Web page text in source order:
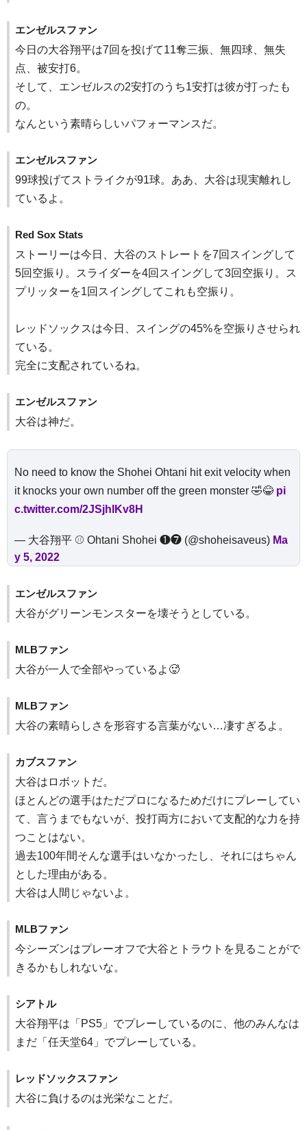
エンゼルスファン
今日の大谷翔平は7回を投げて11奪三振、無四球、無失
点、被安打6。
そして、エンゼルスの2安打のうち1安打は彼が打ったも
の。
なんという素晴らしいパフォーマンスだ。
エンゼルスファン
99球投げてストライクが91球。ああ、大谷は現実離れし
ているよ。
Red Sox Stats
ストーリーは今日、大谷のストレートを7回スイングして
5回空振り。スライダーを4回スイングして3回空振り。ス
プリッターを1回スイングしてこれも空振り。
レッドソックスは今日、スイングの45%を空振りさせられ
ている。
完全に支配されているね。
エンゼルスファン
大谷は神だ。
No need to know the Shohei Ohtani hit exit velocity when
it knocks your own number off the green monster 🤣😂 pi
c.twitter.com/2JSjhlKv8H
— 大谷翔平 ⚾️ Ohtani Shohei ❶❼ (@shoheisaveus) Ma
y 5, 2022
エンゼルスファン
大谷がグリーンモンスターを壊そうとしている。
MLBファン
大谷が一人で全部やっているよ🥵
MLBファン
大谷の素晴らしさを形容する言葉がない…凄すぎるよ。
カブスファン
大谷はロボットだ。
ほとんどの選手はただプロになるためだけにプレーしてい
て、言うまでもないが、投打両方において支配的な力を持
つことはない。
過去100年間そんな選手はいなかったし、それにはちゃん
とした理由がある。
大谷は人間じゃないよ。
MLBファン
今シーズンはプレーオフで大谷とトラウトを見ることがで
きるかもしれないな。
シアトル
大谷翔平は「PS5」でプレーしているのに、他のみんなは
まだ「任天堂64」でプレーしている。
レッドソックスファン
大谷に負けるのは光栄なことだ。